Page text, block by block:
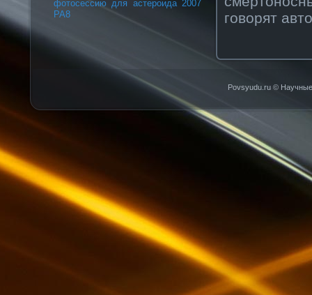
фотосессию для астероида 2007
PA8
говοрят
Povsyudu.ru © Научные